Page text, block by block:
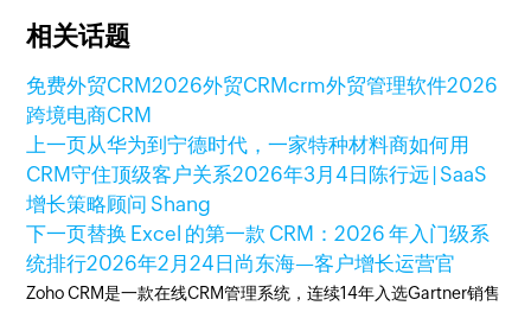
相关话题
免费外贸CRM2026外贸CRMcrm外贸管理软件2026
跨境电商CRM
上一页从华为到宁德时代，一家特种材料商如何用
CRM守住顶级客户关系2026年3月4日 陈行远 | SaaS
增长策略顾问 Shang
下一页替换 Excel 的第一款 CRM：2026 年入门级系
统排行2026年2月24日 尚东海—客户增长运营官
Zoho CRM是一款在线CRM管理系统，连续14年入选Gartner销售